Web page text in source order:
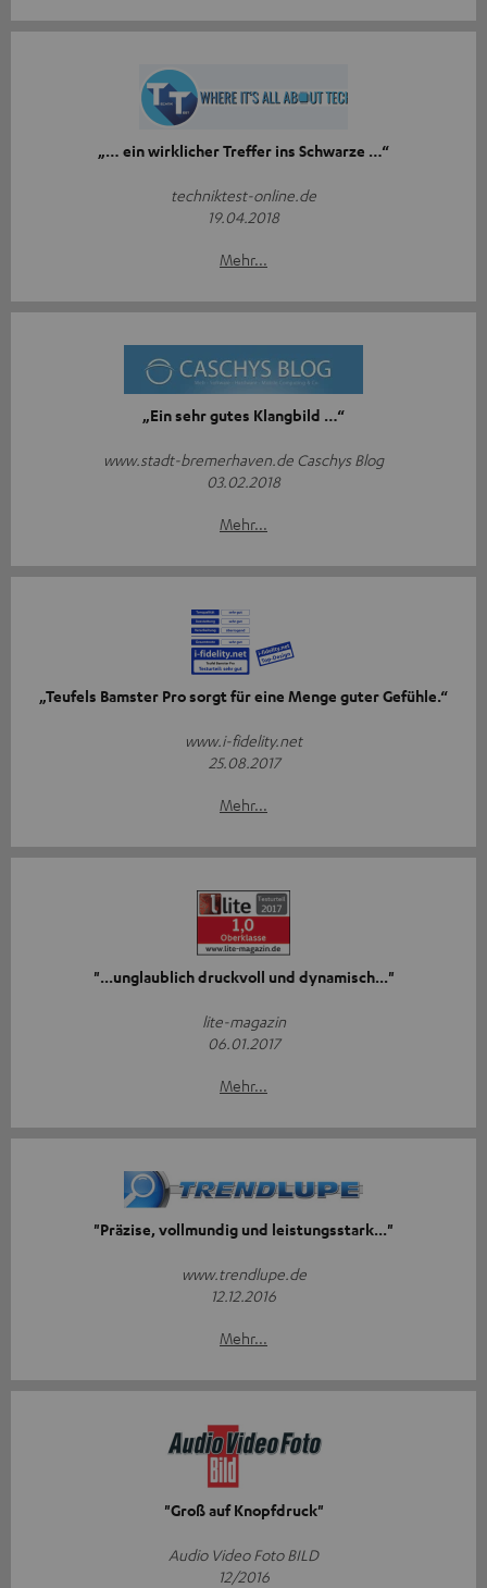
„… ein wirklicher Treffer ins Schwarze …“
techniktest-online.de
19.04.2018
Mehr...
„Ein sehr gutes Klangbild …“
www.stadt-bremerhaven.de Caschys Blog
03.02.2018
Mehr...
„Teufels Bamster Pro sorgt für eine Menge guter Gefühle.“
www.i-fidelity.net
25.08.2017
Mehr...
"...unglaublich druckvoll und dynamisch..."
lite-magazin
06.01.2017
Mehr...
"Präzise, vollmundig und leistungsstark..."
www.trendlupe.de
12.12.2016
Mehr...
"Groß auf Knopfdruck"
Audio Video Foto BILD
12/2016